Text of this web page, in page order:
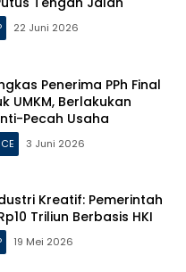
22 Juni 2026
Penerima PPh Final
UMKM, Berlakukan
Pecah Usaha
3 Juni 2026
Kreatif: Pemerintah
Triliun Berbasis HKI
19 Mei 2026